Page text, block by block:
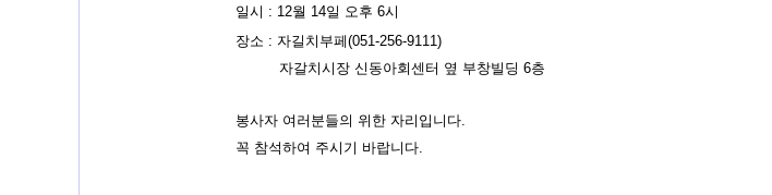
일시 : 12월 14일 오후 6시
장소 : 자길치부페(051-256-9111)
자갈치시장 신동아회센터 옆 부창빌딩 6층
봉사자 여러분들의 위한 자리입니다.
꼭 참석하여 주시기 바랍니다.